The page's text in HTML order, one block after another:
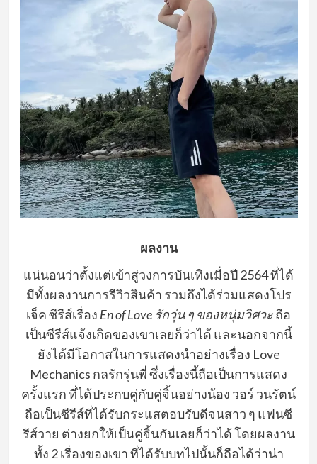
ผลงาน
แน่นอนว่าตั้งแต่เข้าสู่วงการบันเทิงเมื่อปี 2564 ที่ได้
มีทั้งผลงานการรีวิวสินค้า รวมถึงได้ร่วมแสดงโปร
เจ็ค ซีรีส์เรื่อง En of Love รักวุ่น ๆ ของหนุ่มวิศวะถือ
เป็นซีรีส์แจ้งเกิดของเขาเลยก็ว่าได้ และนอกจากนี้
ยังได้มีโอกาสในการแสดงนำอย่างเรื่อง Love
Mechanics กลรักรุ่นพี่ ซึ่งเรื่องนี้ถือเป็นการแสดง
ครั้งแรก ที่ได้ประกบคู่กับคู่จิ้นอย่างน้อง วอร์ วนรัตน์
ถือเป็นซีรีส์ที่ได้รับกระแสตอบรับดีจนสาว ๆ แฟนซี
รีส์วาย ต่างยกให้เป็นคู่จิ้นกันเลยก็ว่าได้ โดยผลงาน
ทั้ง 2 เรื่องของเขา ที่ได้รับบทไปนั้นก็ถือได้ว่าน่า